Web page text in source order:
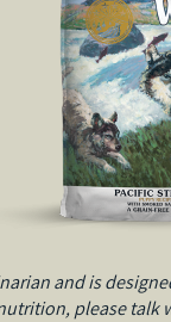
and is
please talk